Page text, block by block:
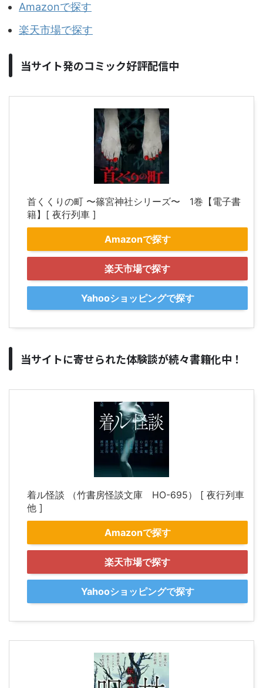
Amazonで探す
楽天市場で探す
当サイト発のコミック好評配信中
首くくりの町 〜篠宮神社シリーズ〜 1巻【電子書
籍】[ 夜行列車 ]
Amazonで探す
楽天市場で探す
Yahooショッピングで探す
当サイトに寄せられた体験談が続々書籍化中！
着ル怪談 （竹書房怪談文庫 HO-695） [ 夜行列車
他 ]
Amazonで探す
楽天市場で探す
Yahooショッピングで探す